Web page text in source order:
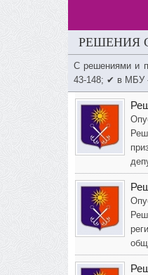
РЕШЕНИЯ
С решениями и
43-148; ✔ в МБУ